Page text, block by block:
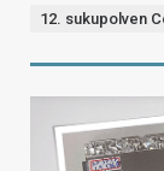
12. sukupolven